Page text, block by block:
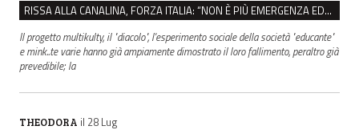
RISSA ALLA CANALINA, FORZA ITALIA: “NON È PIÙ EMERGENZA EDUCATIVA, MA DI SICUREZZA”
Il progetto multikulty, il "diacolo", l'esperimento sociale della società "educante"
e mink..te varie hanno già ampiamente dimostrato il loro fallimento, peraltro già
prevedibile; la
THEODORA il 28 Lug